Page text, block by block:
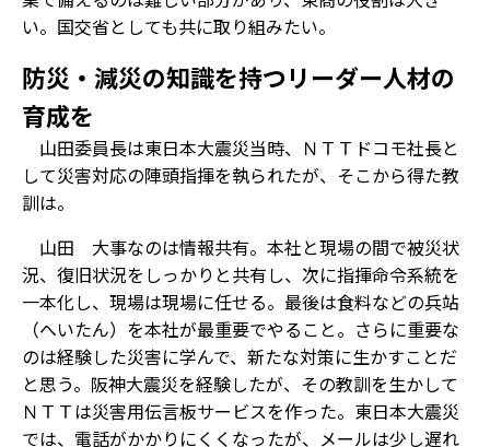
い。国交省としても共に取り組みたい。
防災・減災の知識を持つリーダー人材の
育成を
――山田委員長は東日本大震災当時、ＮＴＴドコモ社長と
して災害対応の陣頭指揮を執られたが、そこから得た教
訓は。
山田 大事なのは情報共有。本社と現場の間で被災状
況、復旧状況をしっかりと共有し、次に指揮命令系統を
一本化し、現場は現場に任せる。最後は食料などの兵站
（へいたん）を本社が最重要でやること。さらに重要な
のは経験した災害に学んで、新たな対策に生かすことだ
と思う。阪神大震災を経験したが、その教訓を生かして
ＮＴＴは災害用伝言板サービスを作った。東日本大震災
では、電話がかかりにくくなったが、メールは少し遅れ